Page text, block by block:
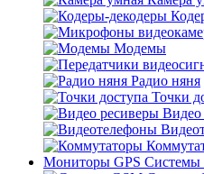
Модемы
Радио няня
Точки
Видео
Мониторы GPS Системы